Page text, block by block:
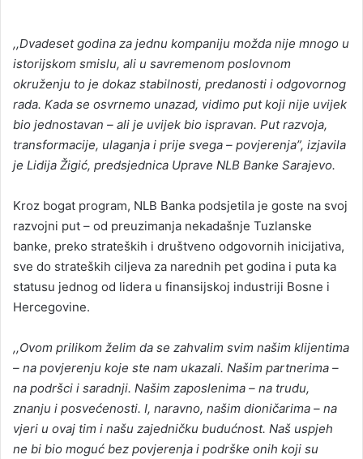
,,Dvadeset godina za jednu kompaniju možda nije mnogo u
istorijskom smislu, ali u savremenom poslovnom
okruženju to je dokaz stabilnosti, predanosti i odgovornog
rada. Kada se osvrnemo unazad, vidimo put koji nije uvijek
bio jednostavan – ali je uvijek bio ispravan. Put razvoja,
transformacije, ulaganja i prije svega – povjerenja”, izjavila
je Lidija Žigić, predsjednica Uprave NLB Banke Sarajevo.
Kroz bogat program, NLB Banka podsjetila je goste na svoj
razvojni put – od preuzimanja nekadašnje Tuzlanske
banke, preko strateških i društveno odgovornih inicijativa,
sve do strateških ciljeva za narednih pet godina i puta ka
statusu jednog od lidera u finansijskoj industriji Bosne i
Hercegovine.
,,Ovom prilikom želim da se zahvalim svim našim klijentima
– na povjerenju koje ste nam ukazali. Našim partnerima –
na podršci i saradnji. Našim zaposlenima – na trudu,
znanju i posvećenosti. I, naravno, našim dioničarima – na
vjeri u ovaj tim i našu zajedničku budućnost. Naš uspjeh
ne bi bio moguć bez povjerenja i podrške onih koji su